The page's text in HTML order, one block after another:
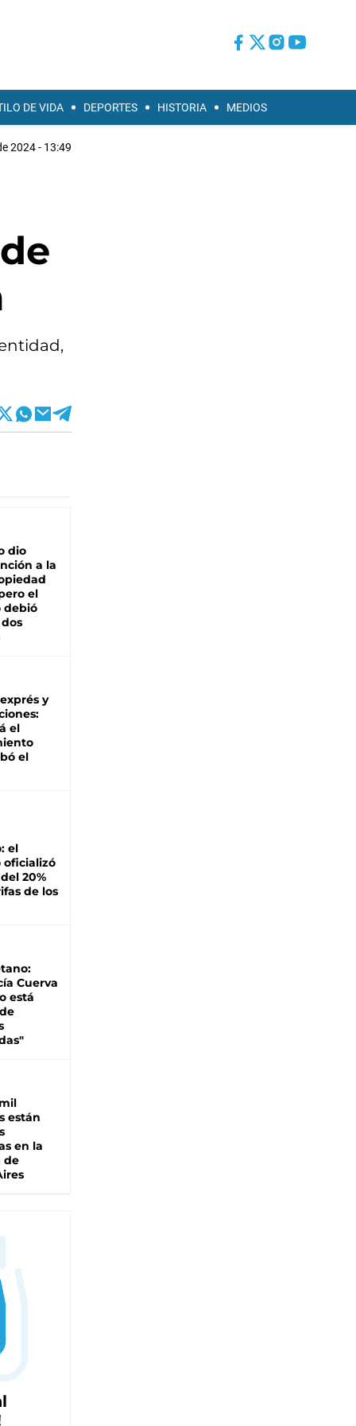
DE VIDA DEPORTES HISTORIA MEDIOS
2024 - 13:49
dio
a la
el
debió
y
el
el
el
oficializó
20%
de los
Cuerva
está
están
en la
de